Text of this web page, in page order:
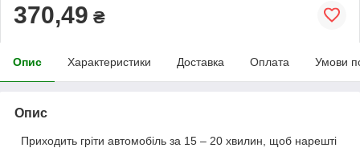
370,49 ₴
Опис Характеристики Доставка Оплата Умови
Опис
Приходить гріти автомобіль за 15 – 20 хвилин, щоб нарешті